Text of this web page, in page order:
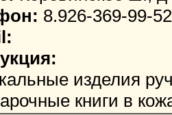
8.926-369-99-52
изделия
книги в